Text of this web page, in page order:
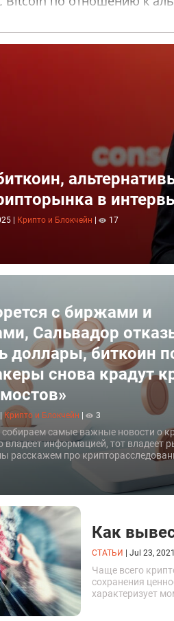
в
Крипто и Блокчейн 17
с биржами и
Сальвадор
доллары, биткоин
снова крадут
| Крипто и Блокчейн | 3
самые важные новости о
владеет информацией, тот владеет
расскажем про
изменение стоимости биткоина
Как
СТАТЬИ Jul 23, 2021
Чаще всего
сохранения
характеризует